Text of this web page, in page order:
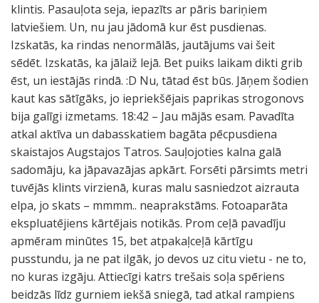
klintis. Pasauļota seja, iepazīts ar pāris bariņiem
latviešiem. Un, nu jau jādomā kur ēst pusdienas.
Izskatās, ka rindas nenormālās, jautājums vai šeit
sēdēt. Izskatās, ka jālaiž lejā. Bet puiks laikam dikti grib
ēst, un iestājās rindā. :D Nu, tātad ēst būs. Jāņem šodien
kaut kas sātīgāks, jo iepriekšējais paprikas strogonovs
bija galīgi izmetams. 18:42 – Jau mājās esam. Pavadīta
atkal aktīva un dabasskatiem bagāta pēcpusdiena
skaistajos Augstajos Tatros. Sauļojoties kalna galā
sadomāju, ka jāpavazājas apkārt. Forsēti pārsimts metri
tuvējās klints virzienā, kuras malu sasniedzot aizrauta
elpa, jo skats – mmmm.. neaprakstāms. Fotoaparāta
ekspluatējiens kārtējais notikās. Prom ceļā pavadīju
apmēram minūtes 15, bet atpakaļceļā kārtīgu
pusstundu, ja ne pat ilgāk, jo devos uz citu vietu - ne to,
no kuras izgāju. Attiecīgi katrs trešais soļa spēriens
beidzās līdz gurniem iekšā sniegā, tad atkal rampiens